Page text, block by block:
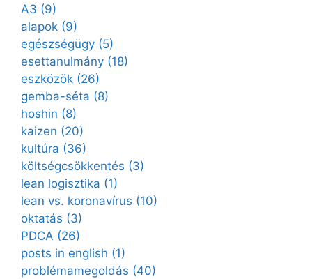
A3 (9)
alapok (9)
egészségügy (5)
esettanulmány (18)
eszközök (26)
gemba-séta (8)
hoshin (8)
kaizen (20)
kultúra (36)
költségcsökkentés (3)
lean logisztika (1)
lean vs. koronavírus (10)
oktatás (3)
PDCA (26)
posts in english (1)
problémamegoldás (40)